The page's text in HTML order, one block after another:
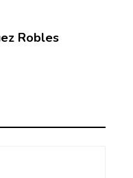
Robles